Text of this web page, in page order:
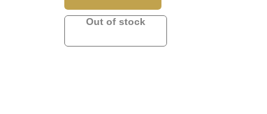
Out of stock